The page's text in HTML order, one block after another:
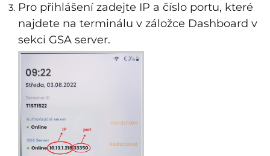
Pro přihlášení zadejte IP a číslo portu, které
najdete na terminálu v záložce Dashboard v
sekci GSA server.